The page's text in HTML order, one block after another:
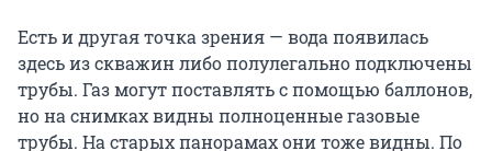
Есть и другая точка зрения — вода появилась
здесь из скважин либо полулегально подключены
трубы. Газ могут поставлять с помощью баллонов,
но на снимках видны полноценные газовые
трубы. На старых панорамах они тоже видны. По